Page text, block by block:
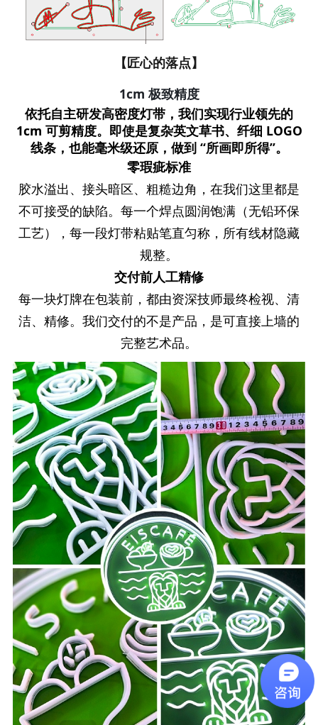
【匠心的落点】
1cm 极致精度
依托自主研发高密度灯带，我们实现行业领先的
1cm 可剪精度。即使是复杂英文草书、纤细 LOGO
线条，也能毫米级还原，做到 “所画即所得”。
零瑕疵标准
胶水溢出、接头暗区、粗糙边角，在我们这里都是
不可接受的缺陷。每一个焊点圆润饱满（无铅环保
工艺），每一段灯带粘贴笔直匀称，所有线材隐藏
规整。
交付前人工精修
每一块灯牌在包装前，都由资深技师最终检视、清
洁、精修。我们交付的不是产品，是可直接上墙的
完整艺术品。